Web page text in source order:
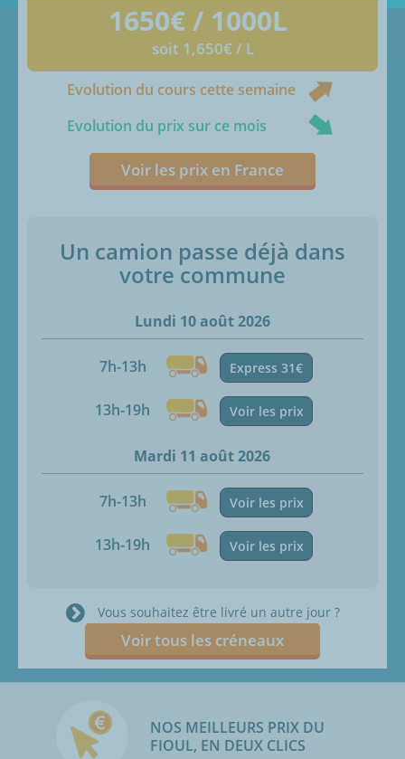
1650€ / 1000L
soit 1,650€ / L
Evolution du cours cette semaine
Evolution du prix sur ce mois
Voir les prix en France
Un camion passe déjà dans
votre commune
Lundi 10 août 2026
7h-13h Express 31€
13h-19h Voir les prix
Mardi 11 août 2026
7h-13h Voir les prix
13h-19h Voir les prix
Vous souhaitez être livré un autre jour ?
Voir tous les créneaux
NOS MEILLEURS PRIX DU
FIOUL, EN DEUX CLICS